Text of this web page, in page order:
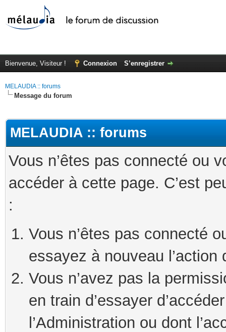
Bienvenue, Visiteur ! Connexion S’enregistrer
MELAUDIA :: forums
Message du forum
MELAUDIA :: forums
Vous n’êtes pas connecté ou
accéder à cette page. C’est
:
Vous n’êtes pas connecté
essayez à nouveau
Vous n’avez pas la
en train d’essayer
l’Administration ou dont